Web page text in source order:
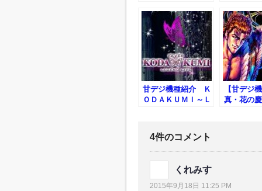
ーダーライン 止め
打ち 捻り打ちｅｔ
ｃ.
甘デジ機種紹介 Ｋ
ＯＤＡＫＵＭＩ～Ｌ
ｒ～
【甘デジ
真・花の
4件のコメント
くれみす
2015年9月18日 11:25 PM